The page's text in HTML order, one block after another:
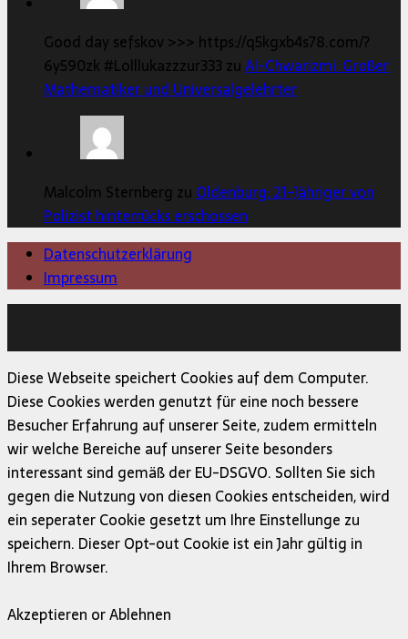
Good day sefskov >>> https://q5kgxb4s78.com/?
6y590zk #Lolllukazzzur333 zuAl-Chwarizmi: Großer
Mathematiker und Universalgelehrter
Malcolm Sternberg zu Oldenburg: 21-Jähriger von
Polizist hinterrücks erschossen
Datenschutzerklärung
Impressum
Diese Webseite speichert Cookies auf dem Computer.
Diese Cookies werden genutzt für eine noch bessere
Besucher Erfahrung auf unserer Seite, zudem ermitteln
wir welche Bereiche auf unserer Seite besonders
interessant sind gemäß der EU-DSGVO. Sollten Sie sich
gegen die Nutzung von diesen Cookies entscheiden, wird
ein seperater Cookie gesetzt um Ihre Einstellunge zu
speichern. Dieser Opt-out Cookie ist ein Jahr gültig in
Ihrem Browser.
Akzeptieren or Ablehnen